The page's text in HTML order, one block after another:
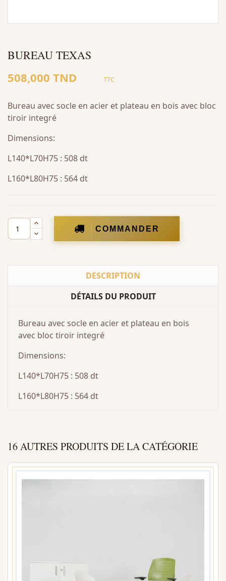
BUREAU TEXAS
508,000 TND TTC
Bureau avec socle en acier et plateau en bois avec bloc
tiroir integré
Dimensions:
L140*L70H75 : 508 dt
L160*L80H75 : 564 dt
COMMANDER
DESCRIPTION
DÉTAILS DU PRODUIT
Bureau avec socle en acier et plateau en bois
avec bloc tiroir integré
Dimensions:
L140*L70H75 : 508 dt
L160*L80H75 : 564 dt
16 AUTRES PRODUITS DE LA CATÉGORIE